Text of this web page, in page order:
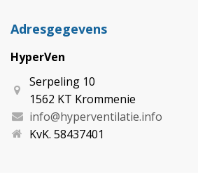
Adresgegevens
HyperVen
Serpeling 10
1562 KT Krommenie
info@hyperventilatie.info
KvK. 58437401